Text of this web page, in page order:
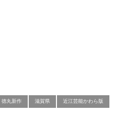
徳丸新作 滋賀県
近江芸能かわら版